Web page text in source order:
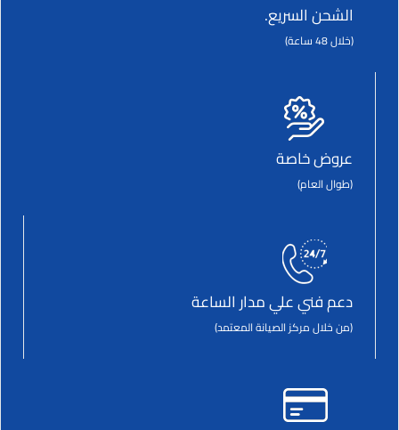
الشحن السريع.
(خلال 48 ساعة)
عروض خاصة
(طوال العام)
دعم فني علي مدار الساعة
(من خلال مركز الصيانة المعتمد)